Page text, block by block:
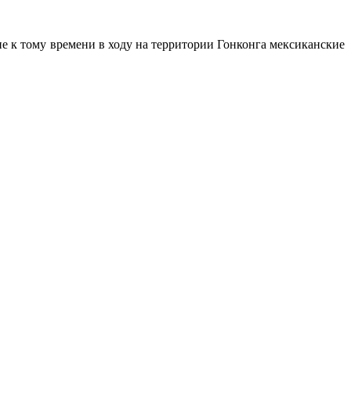
тому времени в ходу на территории Гонконга мексиканские